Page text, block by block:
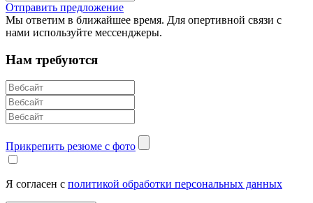
Отправить предложение
Мы ответим в ближайшее время. Для опертивной связи с
нами используйте мессенджеры.
Нам требуются
Прикрепить резюме с фото
Я согласен с политикой обработки персональных данных